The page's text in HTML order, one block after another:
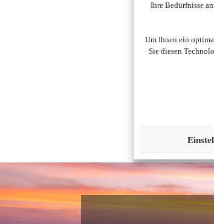
Ihre Bedürfnisse
Um Ihnen ein
Sie diesen
Um